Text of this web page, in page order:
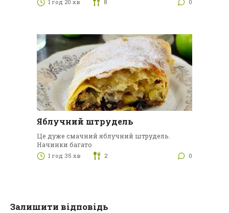
1 год 20 хв 8 0
Яблучний штрудель
Це дуже смачний яблучний штрудель.
Начинки багато
1 год 35 хв 2 0
Залишити відповідь